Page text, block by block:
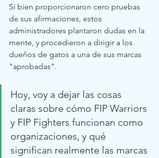
Si bien proporcionaron cero pruebas
de sus afirmaciones, estos
administradores plantaron dudas en la
mente, y procedieron a dirigir a los
dueños de gatos a una de sus marcas
"aprobadas".
Hoy, voy a dejar las cosas
claras sobre cómo FIP Warriors
y FIP Fighters funcionan como
organizaciones, y qué
significan realmente las marcas